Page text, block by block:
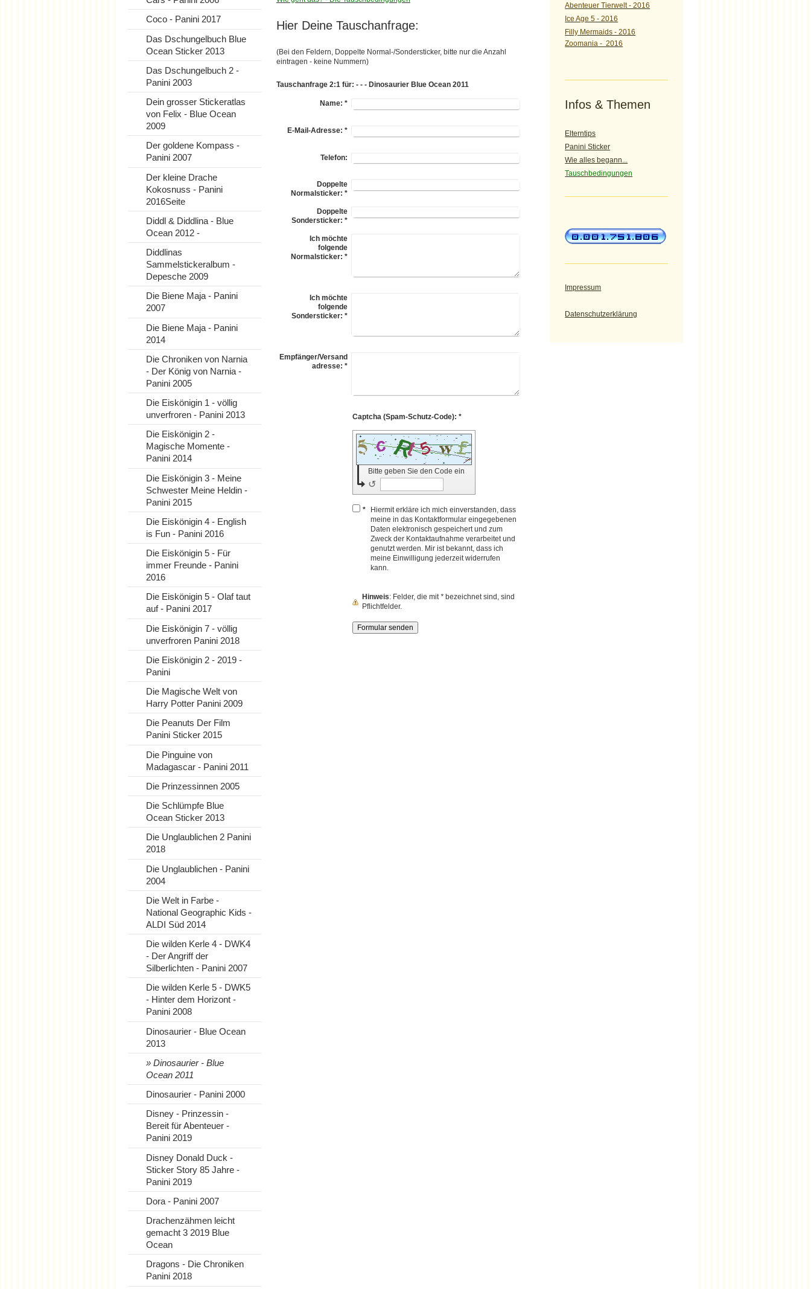
Coco - Panini 2017
Das Dschungelbuch Blue
Ocean Sticker 2013
Das Dschungelbuch 2 -
Panini 2003
Dein grosser Stickeratlas
von Felix - Blue Ocean
2009
Der goldene Kompass -
Panini 2007
Der kleine Drache
Kokosnuss - Panini
2016Seite
Diddl & Diddlina - Blue
Ocean 2012 -
Diddlinas
Sammelstickeralbum -
Depesche 2009
Die Biene Maja - Panini
2007
Die Biene Maja - Panini
2014
Die Chroniken von Narnia
- Der König von Narnia -
Panini 2005
Die Eiskönigin 1 - völlig
unverfroren - Panini 2013
Die Eiskönigin 2 -
Magische Momente -
Panini 2014
Die Eiskönigin 3 - Meine
Schwester Meine Heldin -
Panini 2015
Die Eiskönigin 4 - English
is Fun - Panini 2016
Die Eiskönigin 5 - Für
immer Freunde - Panini
2016
Die Eiskönigin 5 - Olaf taut
auf - Panini 2017
Die Eiskönigin 7 - völlig
unverfroren Panini 2018
Die Eiskönigin 2 - 2019 -
Panini
Die Magische Welt von
Harry Potter Panini 2009
Die Peanuts Der Film
Panini Sticker 2015
Die Pinguine von
Madagascar - Panini 2011
Die Prinzessinnen 2005
Die Schlümpfe Blue
Ocean Sticker 2013
Die Unglaublichen 2 Panini
2018
Die Unglaublichen - Panini
2004
Die Welt in Farbe -
National Geographic Kids -
ALDI Süd 2014
Die wilden Kerle 4 - DWK4
- Der Angriff der
Silberlichten - Panini 2007
Die wilden Kerle 5 - DWK5
- Hinter dem Horizont -
Panini 2008
Dinosaurier - Blue Ocean
2013
Dinosaurier - Blue
Ocean 2011
Dinosaurier - Panini 2000
Disney - Prinzessin -
Bereit für Abenteuer -
Panini 2019
Disney Donald Duck -
Sticker Story 85 Jahre -
Panini 2019
Dora - Panini 2007
Drachenzähmen leicht
gemacht 3 2019 Blue
Ocean
Dragons - Die Chroniken
Panini 2018
Hier Deine Tauschanfrage:
(Bei den Feldern, Doppelte Normal-/Sondersticker, bitte nur die Anzahl
eintragen - keine Nummern)
Tauschanfrage 2:1 für: - - - Dinosaurier Blue Ocean 2011
Name: *
E-Mail-Adresse: *
Telefon:
Doppelte
Normalsticker: *
Doppelte
Sondersticker: *
Ich möchte
folgende
Normalsticker: *
Ich möchte
folgende
Sondersticker: *
Empfänger/Versand
adresse: *
Captcha (Spam-Schutz-Code): *
Bitte geben Sie den Code ein
↺
*
Hiermit erkläre ich mich einverstanden, dass
meine in das Kontaktformular eingegebenen
Daten elektronisch gespeichert und zum
Zweck der Kontaktaufnahme verarbeitet und
genutzt werden. Mir ist bekannt, dass ich
meine Einwilligung jederzeit widerrufen
kann.
Hinweis : Felder, die mit* bezeichnet sind, sind
Pflichtfelder.
Abenteuer Tierwelt - 2016
Ice Age 5 - 2016
Filly Mermaids - 2016
Zoomania - 2016
Infos & Themen
Elterntips
Panini Sticker
Wie alles begann...
Tauschbedingungen
Impressum
Datenschutzerklärung